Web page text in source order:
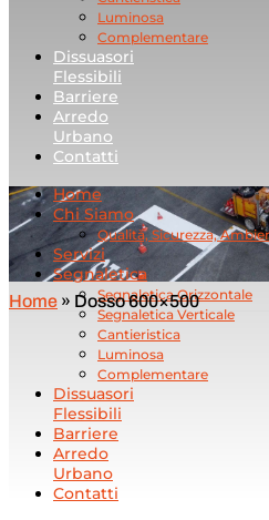
Luminosa
Complementare
Dissuasori
Flessibili
Barriere
Arredo
Urbano
Contatti
Home
Chi Siamo
Qualità, Sicurezza,
Servizi
Segnaletica
Segnaletica Orizzontale
Segnaletica Verticale
Cantieristica
Luminosa
Complementare
Dissuasori
Flessibili
Barriere
Arredo
Urbano
Contatti
Home » Dosso 600×500